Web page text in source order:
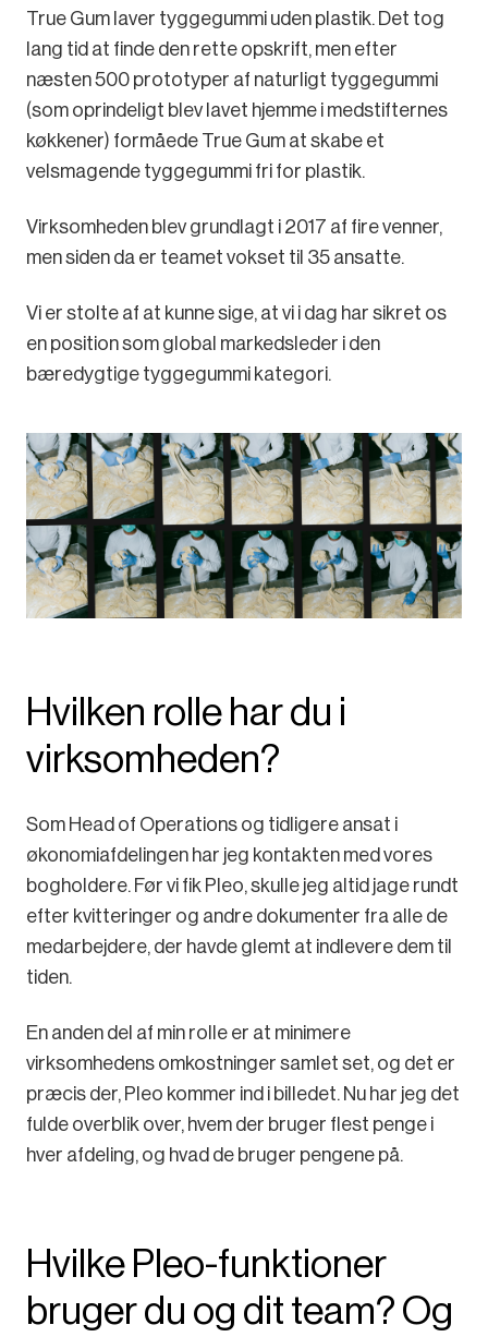
True Gum laver tyggegummi uden plastik. Det tog
lang tid at finde den rette opskrift, men efter
næsten 500 prototyper af naturligt tyggegummi
(som oprindeligt blev lavet hjemme i medstifternes
køkkener) formåede True Gum at skabe et
velsmagende tyggegummi fri for plastik.
Virksomheden blev grundlagt i 2017 af fire venner,
men siden da er teamet vokset til 35 ansatte.
Vi er stolte af at kunne sige, at vi i dag har sikret os
en position som global markedsleder i den
bæredygtige tyggegummi kategori.
Hvilken rolle har du i
virksomheden?
Som Head of Operations og tidligere ansat i
økonomiafdelingen har jeg kontakten med vores
bogholdere. Før vi fik Pleo, skulle jeg altid jage rundt
efter kvitteringer og andre dokumenter fra alle de
medarbejdere, der havde glemt at indlevere dem til
tiden.
En anden del af min rolle er at minimere
virksomhedens omkostninger samlet set, og det er
præcis der, Pleo kommer ind i billedet. Nu har jeg det
fulde overblik over, hvem der bruger flest penge i
hver afdeling, og hvad de bruger pengene på.
Hvilke Pleo-funktioner
bruger du og dit team? Og